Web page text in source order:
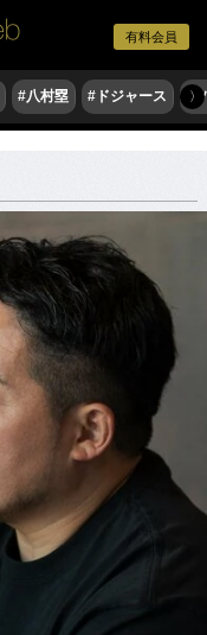
有料会員
#八村塁 #ドジャース #
〉